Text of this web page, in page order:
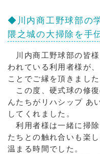
◆川内商工野球部の
隈之城の大掃除を手
川内商工野球部の皆
われている利用者様が
ことでご縁を頂きました
この度、硬式球の修復
んたちがリハシップ あ
してくれました。
利用者様は一緒に掃
たちとの触れ合いも楽
温まる時間でした。